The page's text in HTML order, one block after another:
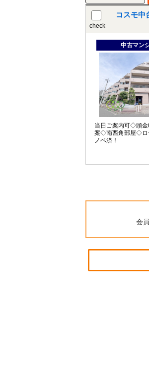
check
コスモ中
中古マン
当日ご案内可◇頭金
案◇南西角部屋◇ロ
ノベ済！
会